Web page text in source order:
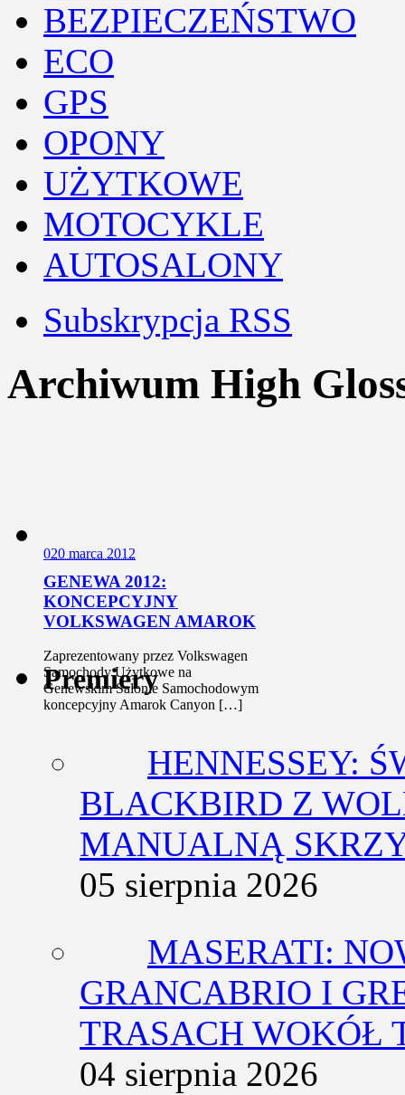
BEZPIECZEŃSTWO
ECO
GPS
OPONY
UŻYTKOWE
MOTOCYKLE
AUTOSALONY
Subskrypcja RSS
Archiwum High
020 marca 2012
GENEWA 2012:
KONCEPCYJNY
VOLKSWAGEN AMAROK
Zaprezentowany przez Volkswagen
Samochody Użytkowe na
Genewskim Salonie Samochodowym
koncepcyjny Amarok Canyon […]
Premiery
HENNESSEY:
BLACKBIRD Z
MANUALNĄ
05 sierpnia 2026
MASERATI:
GRANCABRIO I
TRASACH WOKÓŁ
04 sierpnia 2026